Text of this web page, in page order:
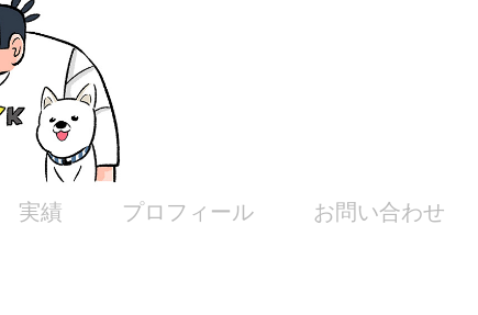
実績 プロフィール お問い合わせ